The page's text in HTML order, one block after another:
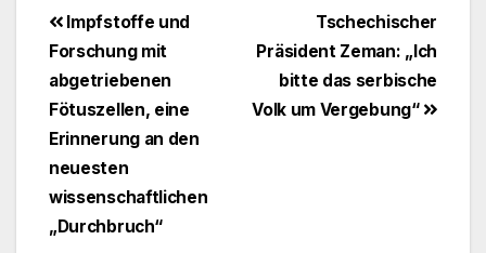
BeitragsnavigationTschechischer
Präsident Zeman: „Ich
bitte das serbische
Volk um Vergebung“
Impfstoffe und
Forschung mit
abgetriebenen
Fötuszellen, eine
Erinnerung an den
neuesten
wissenschaftlichen
„Durchbruch“